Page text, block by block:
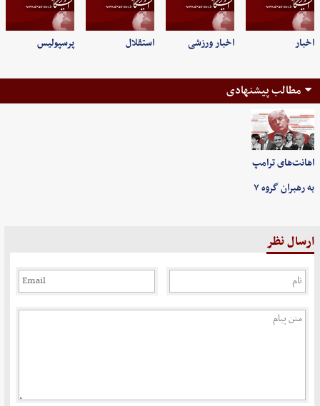
اخبار اخبار ورزشی استقلال پرسپولیس
مطالب پیشنهادی
اهانت‌های ترامپ
به رهبران گروه ۷
ارسال نظر